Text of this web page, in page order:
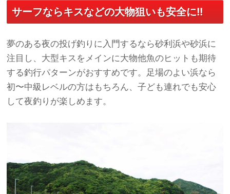
サーフならキスなどの大物狙いも安全に!!
夢のある夜の投げ釣りに入門するなら砂利浜や砂浜に
注目し、大型キスをメインに大物他魚のヒットも期待
する釣行パターンがおすすめです。足場のよい浜なら
初〜中級レベルの方はもちろん、子ども連れでも安心
して夜釣りが楽しめます。